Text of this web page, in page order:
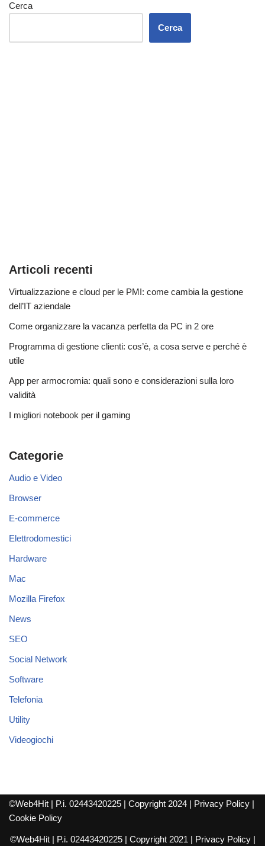
Cerca
Cerca
Articoli recenti
Virtualizzazione e cloud per le PMI: come cambia la gestione
dell’IT aziendale
Come organizzare la vacanza perfetta da PC in 2 ore
Programma di gestione clienti: cos’è, a cosa serve e perché è
utile
App per armocromia: quali sono e considerazioni sulla loro
validità
I migliori notebook per il gaming
Categorie
Audio e Video
Browser
E-commerce
Elettrodomestici
Hardware
Mac
Mozilla Firefox
News
SEO
Social Network
Software
Telefonia
Utility
Videogiochi
©Web4Hit | P.i. 02443420225 | Copyright 2024 | Privacy Policy |
Cookie Policy
©Web4Hit | P.i. 02443420225 | Copyright 2021 | Privacy Policy|